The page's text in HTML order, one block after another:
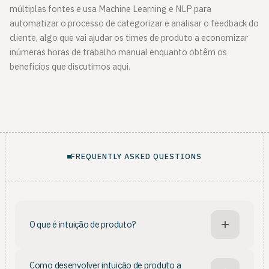
múltiplas fontes e usa Machine Learning e NLP para
automatizar o processo de categorizar e analisar o feedback do
cliente, algo que vai ajudar os times de produto a economizar
inúmeras horas de trabalho manual enquanto obtêm os
benefícios que discutimos aqui.
FREQUENTLY ASKED QUESTIONS
O que é intuição de produto?
Como desenvolver intuição de produto a